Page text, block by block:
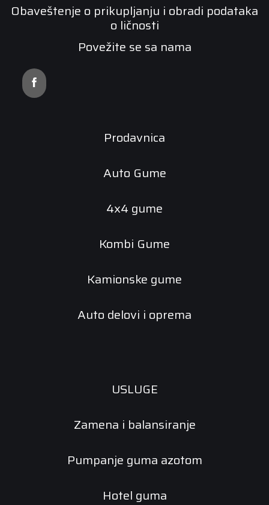
Obaveštenje o prikupljanju i obradi podataka
o ličnosti
Povežite se sa nama
Prodavnica
Auto Gume
4x4 gume
Kombi Gume
Kamionske gume
Auto delovi i oprema
USLUGE
Zamena i balansiranje
Pumpanje guma azotom
Hotel guma